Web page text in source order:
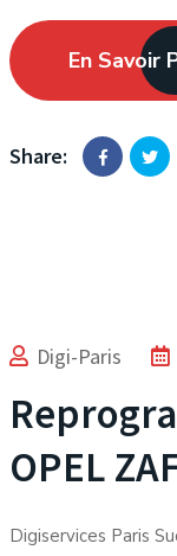
En Savoir
Share:
Digi-Paris
OPEL
Digiservices Paris